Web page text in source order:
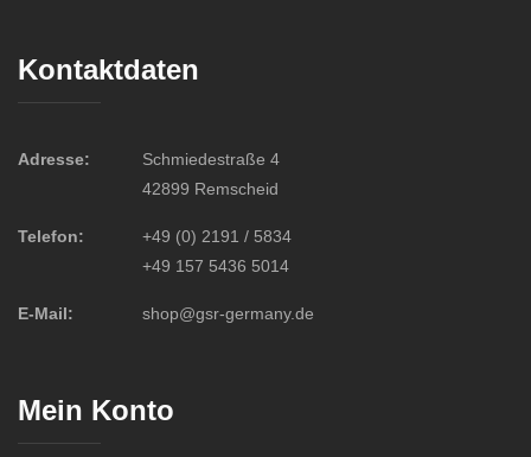
Kontaktdaten
Adresse:
Schmiedestraße 4
42899 Remscheid
Telefon:
+49 (0) 2191 / 5834
+49 157 5436 5014
E-Mail: shop@gsr-germany.de
Mein Konto